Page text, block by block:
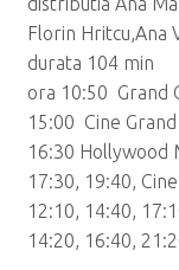
Florin Hritcu,Ana
durata 104 min
ora 10:50 Grand
15:00 Cine
16:30 Hollywood
17:30, 19:40,
12:10, 14:40,
14:20, 16:40,